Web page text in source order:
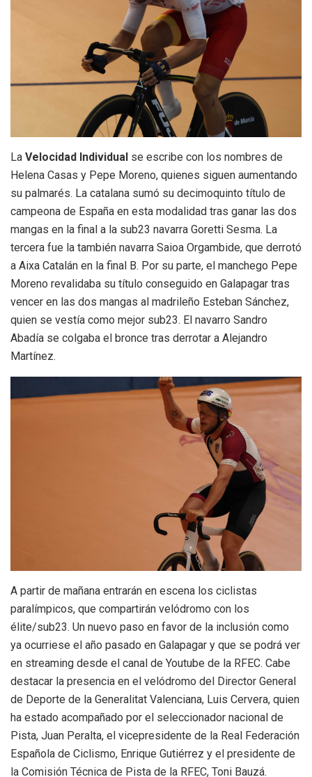
La Velocidad Individual se escribe con los nombres de
Helena Casas y Pepe Moreno, quienes siguen aumentando
su palmarés. La catalana sumó su decimoquinto título de
campeona de España en esta modalidad tras ganar las dos
mangas en la final a la sub23 navarra Goretti Sesma. La
tercera fue la también navarra Saioa Orgambide, que derrotó
a Aixa Catalán en la final B. Por su parte, el manchego Pepe
Moreno revalidaba su título conseguido en Galapagar tras
vencer en las dos mangas al madrileño Esteban Sánchez,
quien se vestía como mejor sub23. El navarro Sandro
Abadía se colgaba el bronce tras derrotar a Alejandro
Martínez.
A partir de mañana entrarán en escena los ciclistas
paralímpicos, que compartirán velódromo con los
élite/sub23. Un nuevo paso en favor de la inclusión como
ya ocurriese el año pasado en Galapagar y que se podrá ver
en streaming desde el canal de Youtube de la RFEC. Cabe
destacar la presencia en el velódromo del Director General
de Deporte de la Generalitat Valenciana, Luis Cervera, quien
ha estado acompañado por el seleccionador nacional de
Pista, Juan Peralta, el vicepresidente de la Real Federación
Española de Ciclismo, Enrique Gutiérrez y el presidente de
la Comisión Técnica de Pista de la RFEC, Toni Bauzá.